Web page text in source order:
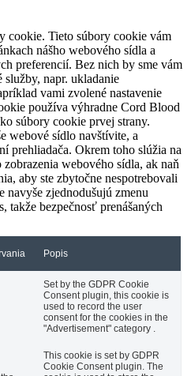
cookie. Tieto súbory cookie vám
nášho webového sídla a
preferencií. Bez nich by sme vám
služby, napr. ukladanie
vami zvolené nastavenie
používa výhradne Cord Blood
súbory cookie prvej strany.
webové sídlo navštívite, a
prehliadača. Okrem toho slúžia na
webového sídla, ak naň
aby ste zbytočne nespotrebovali
zjednodušujú zmenu
takže bezpečnosť prenášaných
Popis
Set by the GDPR Cookie
Consent plugin, this cookie is
used to record the user
consent for the cookies in the
"Advertisement" category .
This cookie is set by GDPR
Cookie Consent plugin. The